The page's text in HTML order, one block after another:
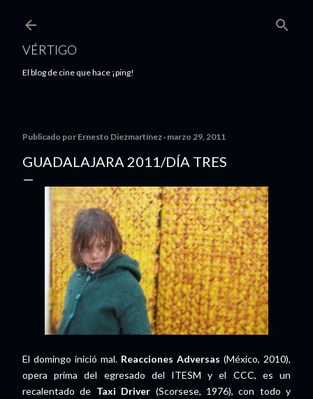
VÉRTIGO
El blog de cine que hace ¡ping!
Publicado por Ernesto Diezmartínez marzo 29, 2011
GUADALAJARA 2011/DÍA TRES
El domingo inició mal. Reacciones Adversas (México, 2010),
opera prima del egresado del ITESM y el CCC, es un
recalentado de Taxi Driver (Scorsese, 1976), con todo y